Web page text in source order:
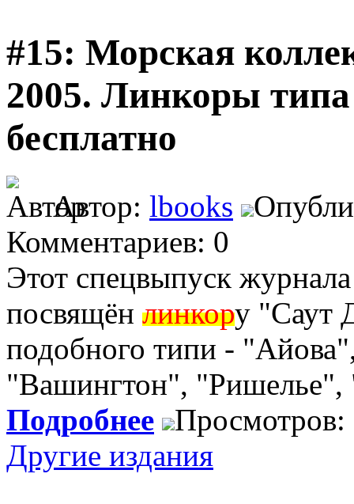
#15: Морская
2005. Линкоры
бесплатно
Автор: lbooks
Комментариев: 0
Этот спецвыпуск
посвящён линкору "Саут
подобного типи -
"Вашингтон", "Ришелье",
Подробнее
Просмотров:
Другие издания